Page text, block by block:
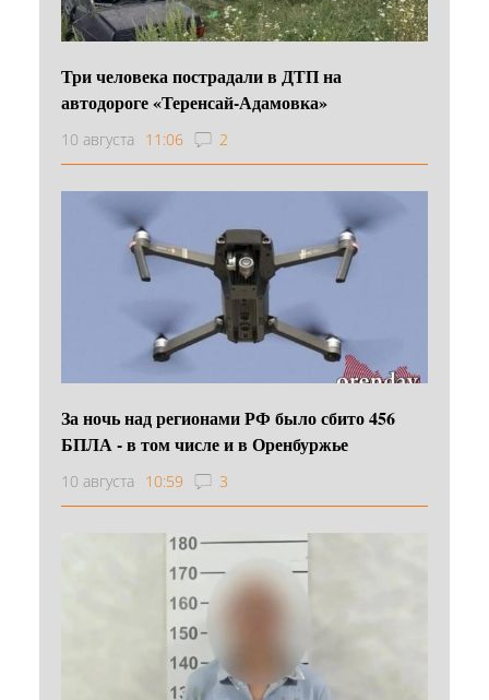
Три человека пострадали в ДТП на
автодороге «Теренсай-Адамовка»
10 августа 11:06 2
За ночь над регионами РФ было сбито 456
БПЛА - в том числе и в Оренбуржье
10 августа 10:59 3